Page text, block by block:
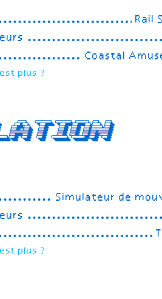
Rail
Coastal
plus ?
Simulateur de
plus ?